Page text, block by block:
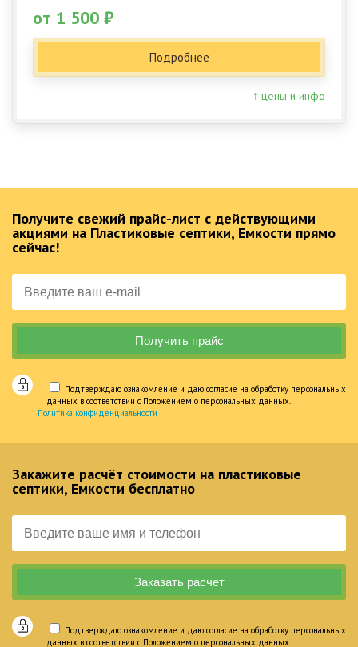
от 1 500 ₽
Подробнее
↑ цены и инфо
Получите свежий прайс-лист с действующими
акциями на Пластиковые септики, Емкости прямо
сейчас!
Подтверждаю ознакомление и даю согласие на обработку персональных
данных в соответствии с Положением о персональных данных.
Политика конфиденциальности
Закажите расчёт стоимости на пластиковые
септики, Емкости бесплатно
Подтверждаю ознакомление и даю согласие на обработку персональных
данных в соответствии с Положением о персональных данных.